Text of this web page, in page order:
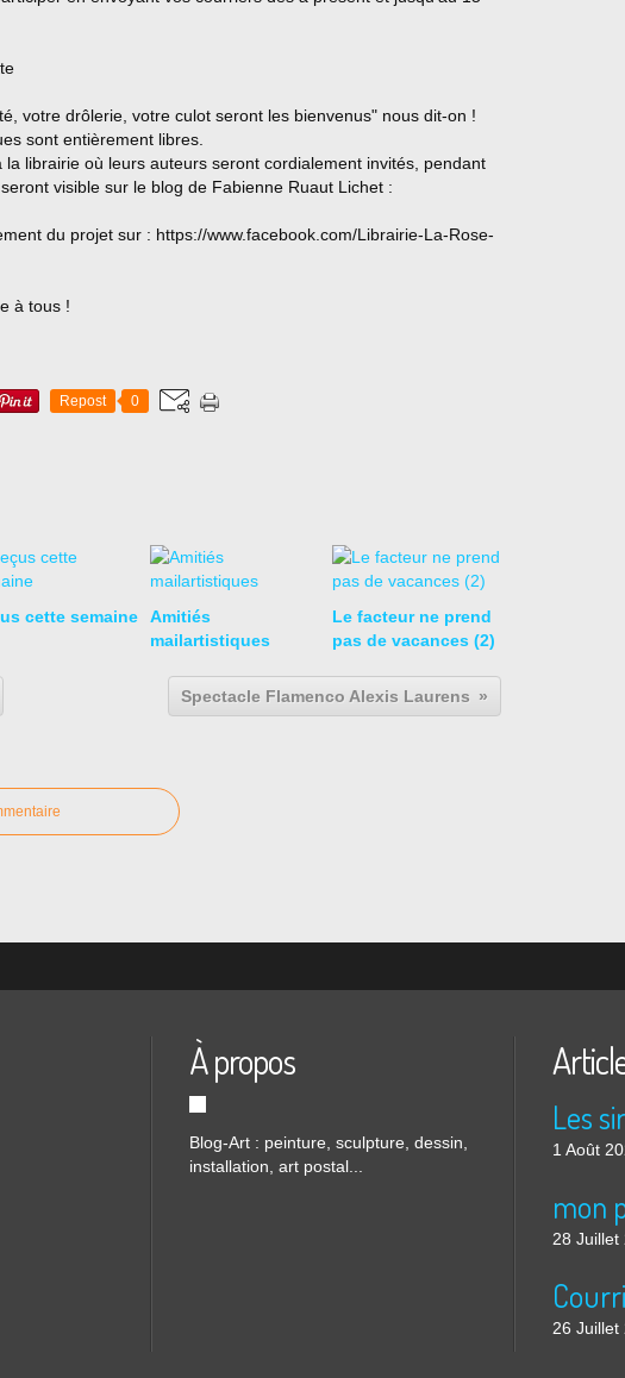
votre drôlerie, votre culot seront les bienvenus" nous dit-on !
sont entièrement libres.
la librairie où leurs auteurs seront cordialement invités, pendant
visible sur le blog de Fabienne Ruaut Lichet :
du projet sur : https://www.facebook.com/Librairie-La-Rose-
à tous !
Repost 0
cette semaine
Amitiés
mailartistiques
Le facteur ne prend
pas de vacances (2)
Spectacle Flamenco Alexis Laurens
À propos
Blog-Art : peinture, sculpture, dessin,
installation, art postal...
1 Août
mon
28 Juillet
26 Juillet